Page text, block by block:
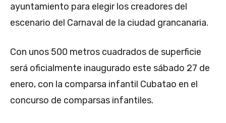
ayuntamiento para elegir los creadores del
escenario del Carnaval de la ciudad grancanaria.
Con unos 500 metros cuadrados de superficie
será oficialmente inaugurado este sábado 27 de
enero, con la comparsa infantil Cubatao en el
concurso de comparsas infantiles.